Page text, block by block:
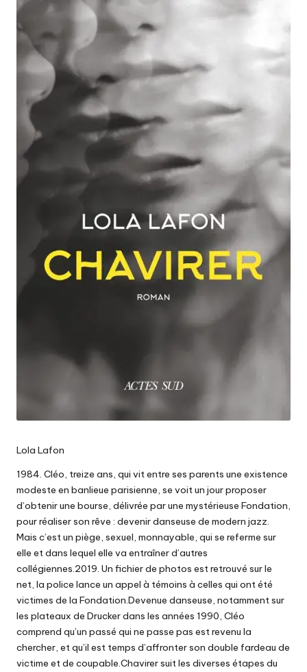
Lola Lafon
1984. Cléo, treize ans, qui vit entre ses parents une existence
modeste en banlieue parisienne, se voit un jour proposer
d’obtenir une bourse, délivrée par une mystérieuse Fondation,
pour réaliser son rêve : devenir danseuse de modern jazz.
Mais c’est un piège, sexuel, monnayable, qui se referme sur
elle et dans lequel elle va entraîner d’autres
collégiennes.2019. Un fichier de photos est retrouvé sur le
net, la police lance un appel à témoins à celles qui ont été
victimes de la Fondation.Devenue danseuse, notamment sur
les plateaux de Drucker dans les années 1990, Cléo
comprend qu’un passé qui ne passe pas est revenu la
chercher, et qu’il est temps d’affronter son double fardeau de
victime et de coupable.Chavirer suit les diverses étapes du